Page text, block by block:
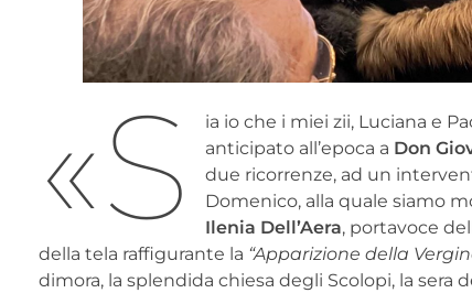
«S
ia io che i miei zii, Luciana e
anticipato all’epoca a Don
due ricorrenze, ad un
Domenico, alla quale siamo
Ilenia Dell’Aera, portavoce
della tela raffigurante la “Apparizione della
dimora, la splendida chiesa degli Scolopi, la